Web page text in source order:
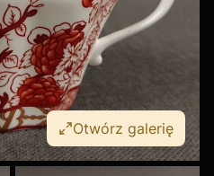
Otwórz galerię